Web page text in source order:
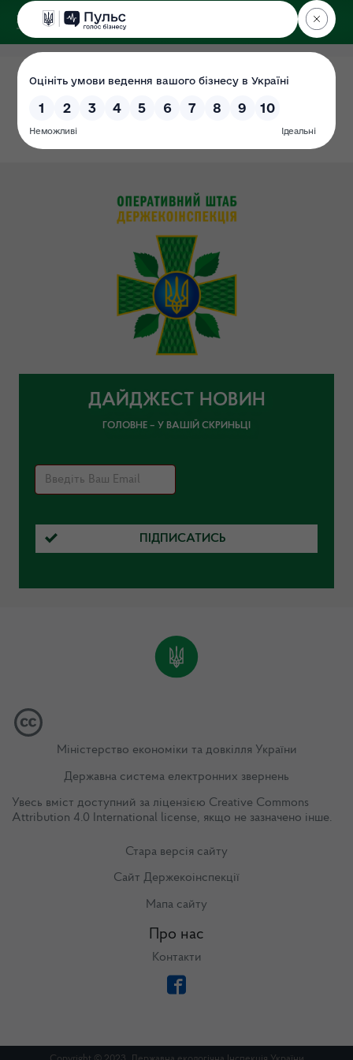
ДЕРЖЕКОІНСПЕКЦІЯ
у Сумській області
Склад колегії
ДАЙДЖЕСТ НОВИН
ГОЛОВНЕ – У ВАШІЙ СКРИНЬЦІ
ПІДПИСАТИСЬ
Міністерство економіки та довкілля України
Державна система електронних звернень
Увесь вміст доступний за ліцензією Creative Commons
Attribution 4.0 International license, якщо не зазначено інше.
Стара версія сайту
Сайт Держекоінспекції
Мапа сайту
Про нас
Контакти